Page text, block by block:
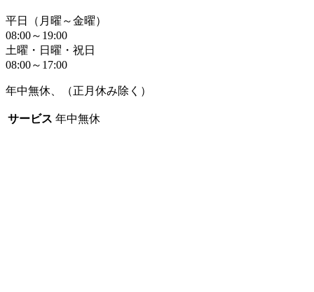
平日（月曜～金曜）
08:00～19:00
土曜・日曜・祝日
08:00～17:00
年中無休、（正月休み除く）
サービス 年中無休